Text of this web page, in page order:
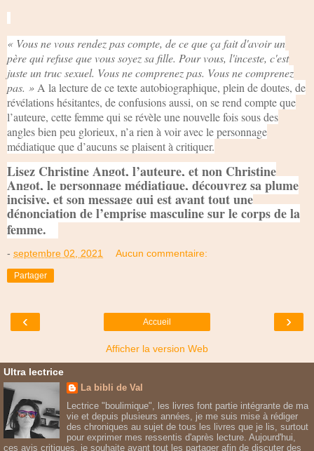
« Vous ne vous rendez pas compte, de ce que ça fait d'avoir un
père qui refuse que vous soyez sa fille. Pour vous, l'inceste, c'est
juste un truc sexuel. Vous ne comprenez pas. Vous ne comprenez
pas. » A la lecture de ce texte autobiographique, plein de doutes, de
révélations hésitantes, de confusions aussi, on se rend compte que
l’auteure, cette femme qui se révèle une nouvelle fois sous des
angles bien peu glorieux, n’a rien à voir avec le personnage
médiatique que d’aucuns se plaisent à critiquer.
Lisez Christine Angot, l’auteure, et non Christine
Angot, le personnage médiatique, découvrez sa plume
incisive, et son message qui est avant tout une
dénonciation de l’emprise masculine sur le corps de la
femme.
- septembre 02, 2021 Aucun commentaire:
Partager
‹ ›
Accueil
Afficher la version Web
Ultra lectrice
La bibli de Val
Lectrice "boulimique", les livres font partie intégrante de ma
vie et depuis plusieurs années, je me suis mise à rédiger
des chroniques au sujet de tous les livres que je lis, surtout
pour exprimer mes ressentis d'après lecture. Aujourd'hui,
ces avis critiques, je souhaite avant tout les partager afin de discuter des